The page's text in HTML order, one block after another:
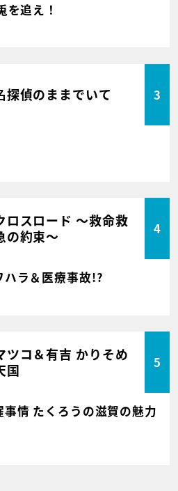
を追え！
探偵のままでいて 3
ロスロード ～救命救
の約束～
4
ラ＆医療事故!?
ツコ＆有吉 かりそめ
国
5
情 たくろうの滋賀の魅力